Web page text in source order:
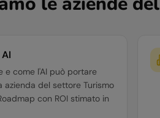
e come l'AI può portare
azienda del settore Turismo
con ROI stimato in